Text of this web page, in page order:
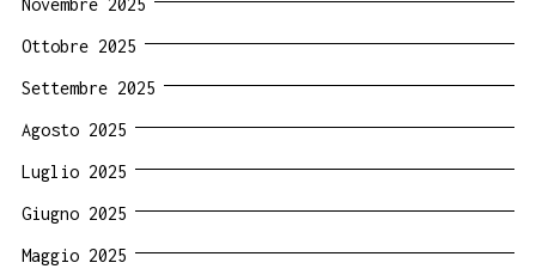
Novembre 2025
Ottobre 2025
Settembre 2025
Agosto 2025
Luglio 2025
Giugno 2025
Maggio 2025